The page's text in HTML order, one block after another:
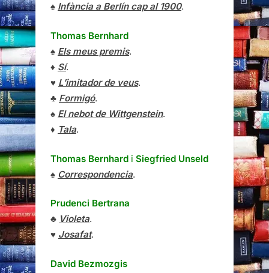
♠ Infància a Berlín cap al 1900.
Thomas Bernhard
♠ Els meus premis.
♦ Sí.
♥ L’imitador de veus.
♣ Formigó.
♠ El nebot de Wittgenstein.
♦ Tala.
Thomas Bernhard i Siegfried Unseld
♠ Correspondencia.
Prudenci Bertrana
♣ Violeta.
♥ Josafat.
David Bezmozgis